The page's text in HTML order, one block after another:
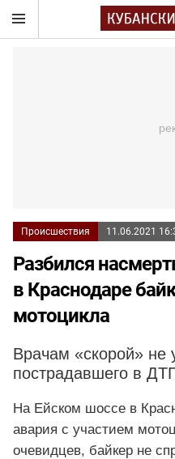
Происшествия 11.06.2021
Разбился
в Краснодаре
мотоцикла
Врачам «скорой» не
пострадавшего в
На Ейском шоссе в
авария с участием
очевидцев, байкер не